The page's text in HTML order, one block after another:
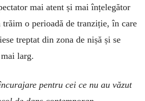
mai atent și mai înțelegător
trăim o perioadă de tranziție, în care
treptat din zona de nișă și se
larg.
pentru cei ce nu au văzut